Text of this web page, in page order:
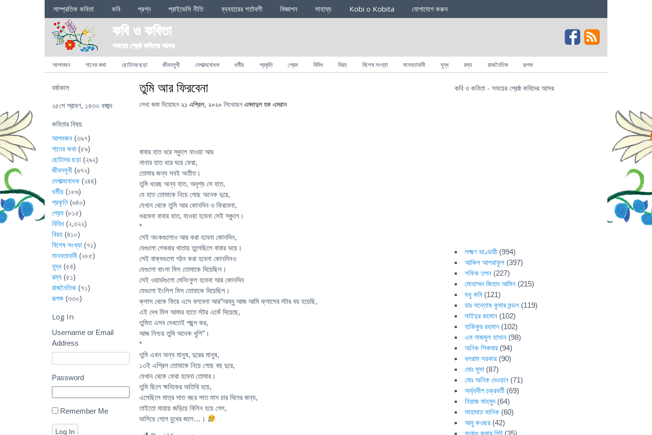
Sections
সাম্প্রতিক কবিতা কবি প্রশ্ন প্রাইভেসি নীতি ব্যবহারের শর্তাবলী বিজ্ঞাপন সাহায্য Kobi o Kobita যোগাযোগ করুন
কবি ও কবিতা
সময়ের শ্রেষ্ঠ কবিদের আসর
Categories
আপনজন গানের কথা ছোটদের ছড়া জীবনমুখী দেশাত্মবোধক ধর্মীয় প্রকৃতি প্রেম বিবিধ বিরহ বিশেষ সংখ্যা মানবতাবাদী যুদ্ধ রম্য রাজনৈতিক রূপক
তুমি আর ফিরবেনা
লেখা জমা দিয়েছেন ২১ এপ্রিল, ২০২০ লিখেছেন এমদাদুল হক এমরান
বাবার হাত ধরে স্কুলে যাওয়া আর
নানার হাত ধরে ঘরে ফেরা,
তোমার জন্য সবই অতীত।
তুমি ধরেছ অন্য হাত, অদৃশ্য সে হাত,
যে হাত তোমাকে নিয়ে গেছে অনেক দুরে,
যেখান থেকে তুমি আর কোনদিন ও ফিরবেনা,
ধরবেনা বাবার হাত, যাওয়া হবেনা সেই স্কুলে।
*
সেই অংকগুলোও আর করা হবেনা কোনদিন,
যেগুলো শেষবার খাতায় তুলেছিলে বাবার ভয়ে।
সেই বাক্যগুলো গঠন করা হবেনা কোনদিনও
যেগুলো বাংলা মিস তোমাকে দিয়েছিল।
সেই ওয়ার্ডগুলো মেনিংফুল হবেনা আর কোনদিন
যেগুলো ইংলিশ মিস তোমাকে দিয়েছিল।
ক্লাস থেকে ফিরে এসে বলবেনা আর”আব্বু আজ আমি ক্লাসের স্টার বয় হয়েছি,
এই দেখ মিস আমার হাতে স্টার একেঁ দিয়েছে,
তুমিত এসব দেখতেই পছন্দ কর,
আজ নিশ্চয় তুমি অনেক খুশি”।
*
তুমি এখন অন্য মানুষ, দুরের মানুষ,
১৩ই এপ্রিল তোমাকে নিয়ে গেছে বহু দুরে,
যেখান থেকে ফেরা হবেনা তোমার।
তুমি ছিলে ক্ষনিকের অতিথি হয়ে,
এসেছিলে মাত্র সাত বছর সাত মাস চার দিনের জন্য,
তাইতো মায়ায় জড়িয়ে বিলিন হয়ে গেল,
ভাসিয়ে গেলে চুখের জলে…।
বর্ষাকাল
২৫শে শ্রাবণ, ১৪৩৩ বঙ্গাব্দ
কবিতার বিষয়
আপনজন (৩৯৭)
গানের কথা (৫৯)
ছোটদের ছড়া (২৯২)
জীবনমুখী (৬৭২)
দেশাত্মবোধক (২৪৪)
ধর্মীয় (১৮৬)
প্রকৃতি(৬৪০)
প্রেম (৮১৫)
বিবিধ (২,৩২২)
বিরহ (৪১০)
বিশেষ সংখ্যা (৭১)
মানবতাবাদী (২৮৫)
যুদ্ধ (৫৪)
রম্য (৫১)
রাজনৈতিক (৭১)
রূপক (৩৩০)
Log In
Username or Email
Address
Password
Remember Me
Log In
কবি ও কবিতা - সময়ের শ্রেষ্ঠ কবিদের আসর
লক্ষ্মণ ভাণ্ডারী (994)
আকিল আশরাফুল (397)
শফিক তপন (227)
মোহাম্মদ জিহাদ আমিন (215)
মধু কবি (121)
ডাঃ সন্তোষ কুমার মন্ডল (119)
সাইদুর রহমান (102)
হাকিকুর রহমান (102)
এম নাজমুল হাসান (98)
অনিক শিকদার (94)
বলরাম সরকার (90)
মোঃ মুসা (87)
মোঃ অনিক দেওয়ান (71)
অর্ঘ্যদীপ চক্রবর্তী (69)
নিয়াজ মাহমুদ(64)
সাহাদাত মানিক (60)
আবু কওছর (42)
সুবোধ কুমার শিট (35)